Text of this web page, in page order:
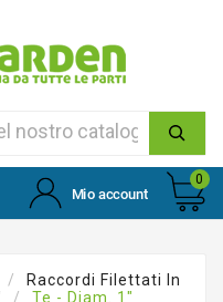
Mio account
0
Raccordi Filettati In
Te - Diam. 1"